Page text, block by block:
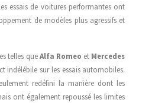
essais de voitures performantes ont
de modèles plus agressifs et
telles queAlfa Romeo et Mercedes
indélébile sur les essais automobiles.
redéfini la manière dont les
ont également repoussé les limites